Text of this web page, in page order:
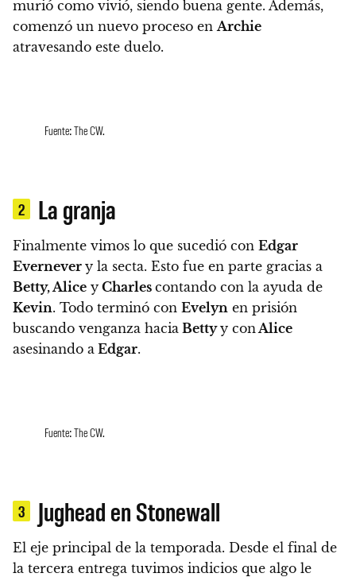
murió como vivió, siendo buena gente. Además,
comenzó un nuevo proceso en Archie
atravesando este duelo.
Fuente: The CW.
2 La granja
Finalmente vimos lo que sucedió con Edgar
Evernever y la secta. Esto fue en parte gracias a
Betty, Alice y Charles contando con la ayuda de
Kevin. Todo terminó con Evelyn en prisión
buscando venganza hacia Bettyy con Alice
asesinando a Edgar.
Fuente: The CW.
3 Jughead en Stonewall
El eje principal de la temporada. Desde el final de
la tercera entrega tuvimos indicios que algo le